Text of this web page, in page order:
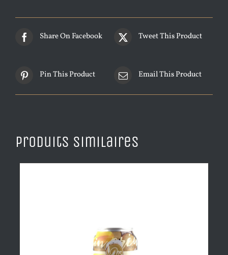
Share On Facebook Tweet This Product
Pin This Product Email This Product
Produits similaires